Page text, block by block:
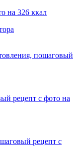
на 326 ккал
пошаговый
рецепт с фото на
рецепт с